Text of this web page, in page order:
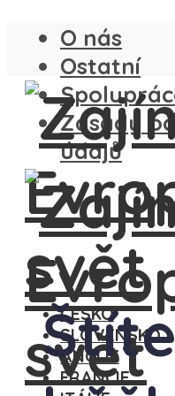
O nás
Ostatní
Zásady
údajů
ČESKO
SLOVENSKO
ANGLIE
FRANCIE